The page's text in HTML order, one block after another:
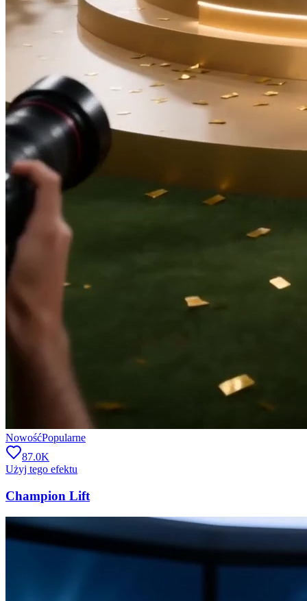
NowośćPopularne
87.0K
Użyj tego efektu
Champion Lift